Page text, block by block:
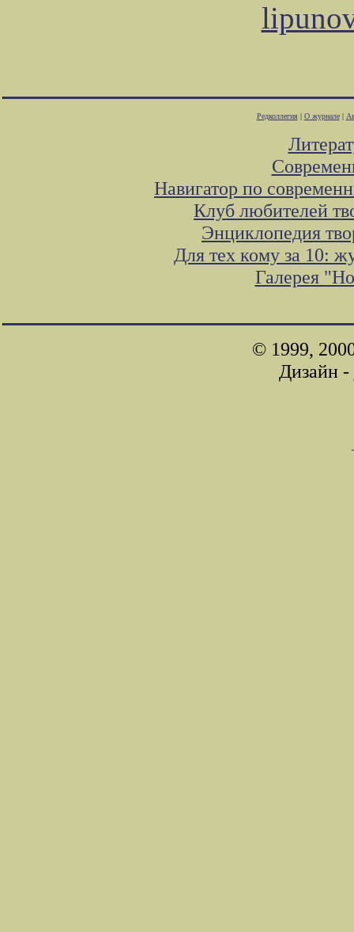
Редколлегия| О журнале|
Навигатор по
Клуб любителей
Энциклопедия
Для тех кому за 10:
Галерея
© 1999,
Дизайн -